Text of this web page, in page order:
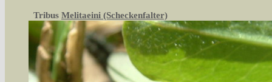
Tribus Melitaeini (Scheckenfalter)